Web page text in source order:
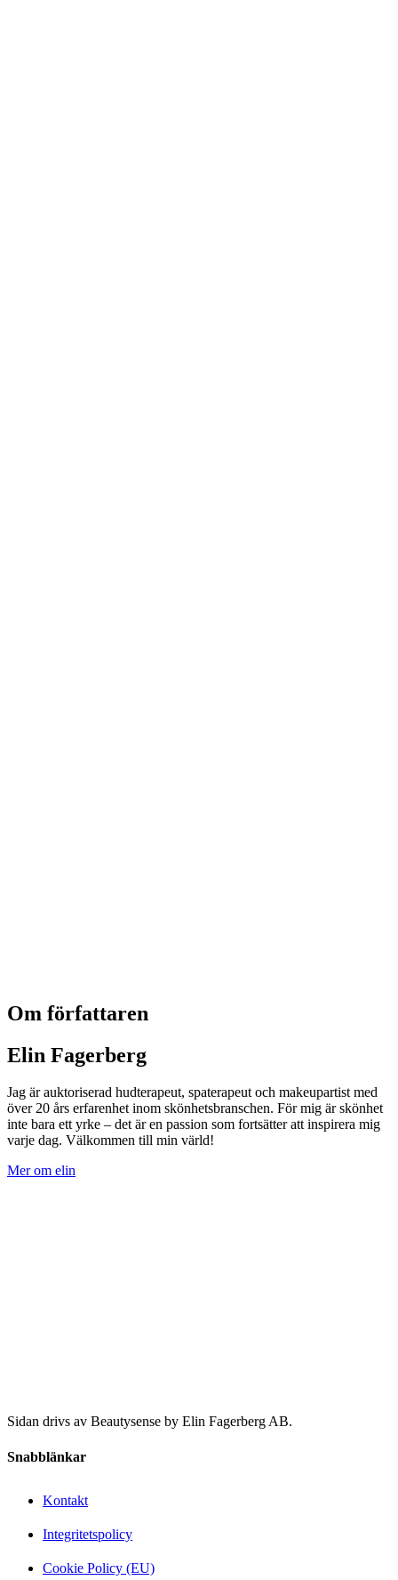
Om författaren
Elin Fagerberg
Jag är auktoriserad hudterapeut, spaterapeut och makeupartist med
över 20 års erfarenhet inom skönhetsbranschen. För mig är skönhet
inte bara ett yrke – det är en passion som fortsätter att inspirera mig
varje dag. Välkommen till min värld!
Mer om elin
Sidan drivs av Beautysense by Elin Fagerberg AB.
Snabblänkar
Kontakt
Integritetspolicy
Cookie Policy (EU)